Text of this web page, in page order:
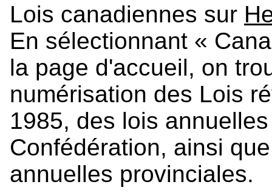
Lois canadiennes sur
En sélectionnant «
la page d'accueil, on
numérisation des Lois
1985, des lois
Confédération, ainsi
annuelles provinciales.